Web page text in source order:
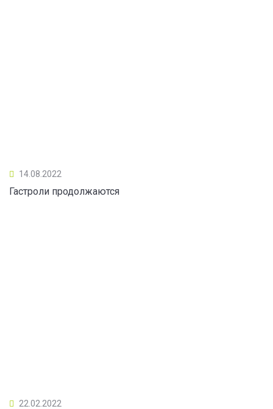
14.08.2022
Гастроли продолжаются
22.02.2022